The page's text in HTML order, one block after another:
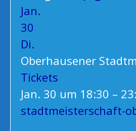
Jan.
30
Di.
Oberhausener
Tickets
Jan. 30 um 18:30 –
stadtmeisterschaft-